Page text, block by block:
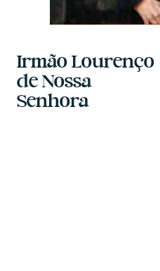
Irmão Lourenço
de Nossa
Senhora